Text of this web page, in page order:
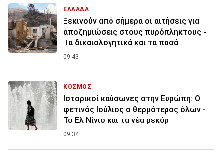
ΕΛΛΑΔΑ
Ξεκινούν από σήμερα οι αιτήσεις για
αποζημιώσεις στους πυρόπληκτους -
Τα δικαιολογητικά και τα ποσά
09:43
ΚΟΣΜΟΣ
Ιστορικοί καύσωνες στην Ευρώπη: Ο
φετινός Ιούλιος ο θερμότερος όλων -
Το Ελ Νίνιο και τα νέα ρεκόρ
09:34